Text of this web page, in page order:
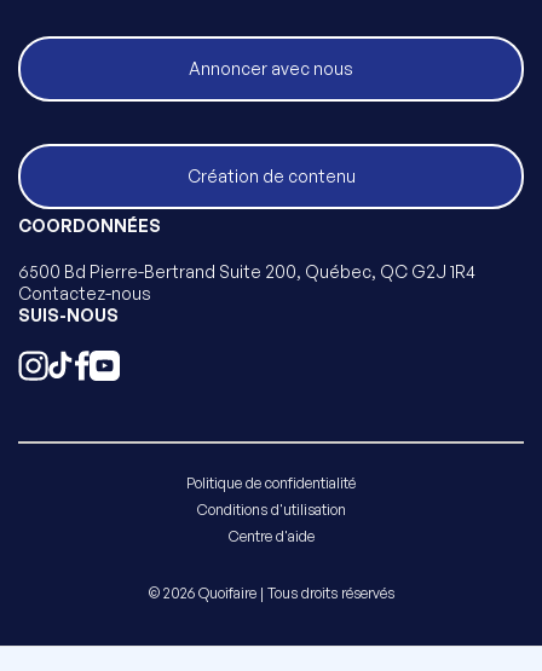
Annoncer avec nous
Création de contenu
COORDONNÉES
6500 Bd Pierre-Bertrand Suite 200, Québec, QC G2J 1R4
Contactez-nous
SUIS-NOUS
Politique de confidentialité
Conditions d'utilisation
Centre d'aide
© 2026 Quoifaire | Tous droits réservés